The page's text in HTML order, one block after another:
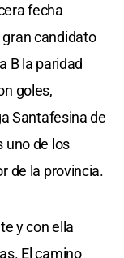
fecha
candidato
B la paridad
goles,
Santafesina de
uno de los
de la provincia.
y con ella
El camino